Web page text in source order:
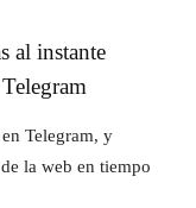
al instante
Telegram, y
la web en tiempo